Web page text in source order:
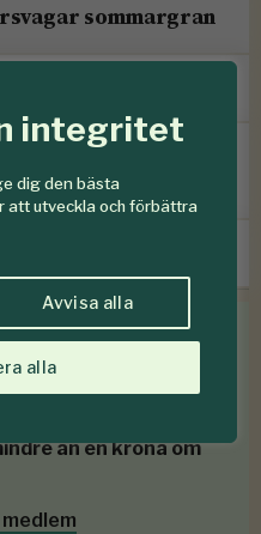
integritet
dig den bästa
att utveckla och förbättra
Avvisa alla
alla
sommargran
– har de
hos Mellanskog
än en krona om